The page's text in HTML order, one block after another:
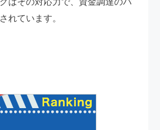
れています。